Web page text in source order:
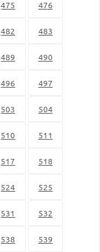
475 476
482 483
489 490
496 497
503 504
510 511
517 518
524 525
531 532
538 539